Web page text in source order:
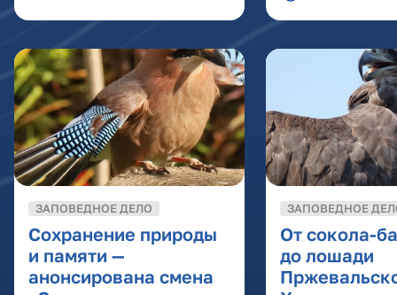
ЗАПОВЕДНОЕ ДЕЛО
Сохранение природы
и памяти —
анонсирована смена
ЗАПОВЕДНОЕ
От сокола-
до лошади